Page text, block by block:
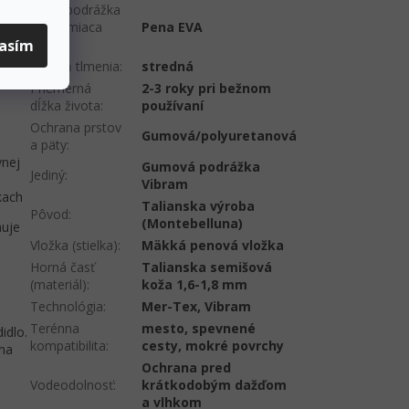
Medzipodrážka
typu tlmiaca
pena
Pena EVA
Stupeň tlmenia:
stredná
Priemerná
dĺžka života:
2-3 roky pri bežnom
používaní
Ochrana prstov
a päty:
Gumová/polyuretanová
Jediný:
Gumová podrážka
Vibram
Pôvod:
Talianska výroba
(Montebelluna)
Vložka (stielka):
Mäkká penová vložka
Horná časť
(materiál):
Talianska semišová
koža 1,6-1,8 mm
Technológia:
Mer-Tex, Vibram
Terénna
kompatibilita:
mesto, spevnené
cesty, mokré povrchy
Vodeodolnosť:
Ochrana pred
krátkodobým dažďom
a vlhkom